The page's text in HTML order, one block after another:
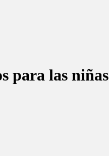
para las niñas